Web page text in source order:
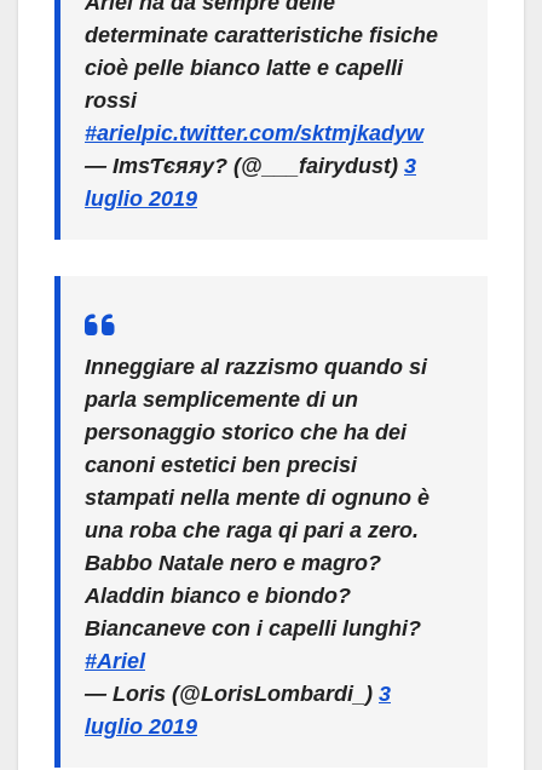
determinate caratteristiche fisiche
cioè pelle bianco latte e capelli
rossi
#arielpic.twitter.com/sktmjkadyw
— IтѕƬєяяу? (@___fairydust) 3
luglio 2019
Inneggiare al razzismo quando si
parla semplicemente di un
personaggio storico che ha dei
canoni estetici ben precisi
stampati nella mente di ognuno è
una roba che raga qi pari a zero.
Babbo Natale nero e magro?
Aladdin bianco e biondo?
Biancaneve con i capelli lunghi?
#Ariel
— Loris (@LorisLombardi_) 3
luglio 2019